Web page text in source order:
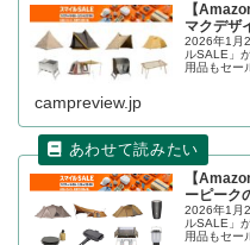
【
マクデザ
2026年1月
ルSALE」
用品もセー
campreview.jp
【
ーピーク
2026年1月
ルSALE」
用品もセー